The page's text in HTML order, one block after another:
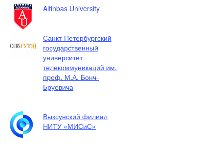
Altinbas University
Санкт-Петербургский
государственный
университет
телекоммуникаций им.
проф. М.А. Бонч-
Бруевича
Выксунский филиал
НИТУ «МИСиС»